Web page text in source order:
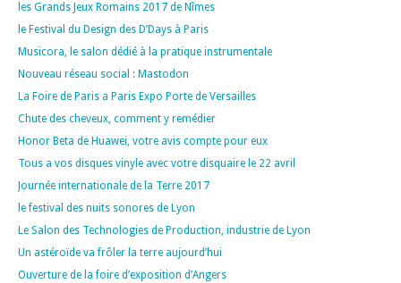
les Grands Jeux Romains 2017 de Nîmes
le Festival du Design des D’Days à Paris
Musicora, le salon dédié à la pratique instrumentale
Nouveau réseau social : Mastodon
La Foire de Paris a Paris Expo Porte de Versailles
Chute des cheveux, comment y remédier
Honor Beta de Huawei, votre avis compte pour eux
Tous a vos disques vinyle avec votre disquaire le 22 avril
Journée internationale de la Terre 2017
le festival des nuits sonores de Lyon
Le Salon des Technologies de Production, industrie de Lyon
Un astéroïde va frôler la terre aujourd’hui
Ouverture de la foire d’exposition d’Angers